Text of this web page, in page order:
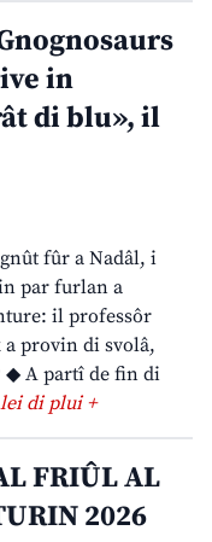
in
di blu», il
fûr a Nadâl, i
par furlan a
il professôr
provin di svolâ,
◆ A partî de fin di
lei di plui +
FRIÛL AL
2026